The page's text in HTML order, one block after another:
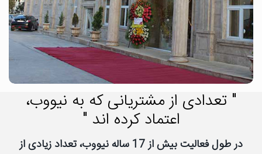
" تعدادی از مشتریانی که به نیووب،
اعتماد کرده اند "
در طول فعالیت بیش از 17 ساله نیووب، تعداد زیادی از